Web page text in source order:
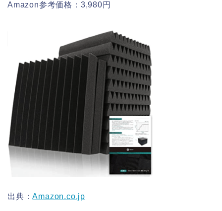
Amazon参考価格：3,980円
出典：Amazon.co.jp